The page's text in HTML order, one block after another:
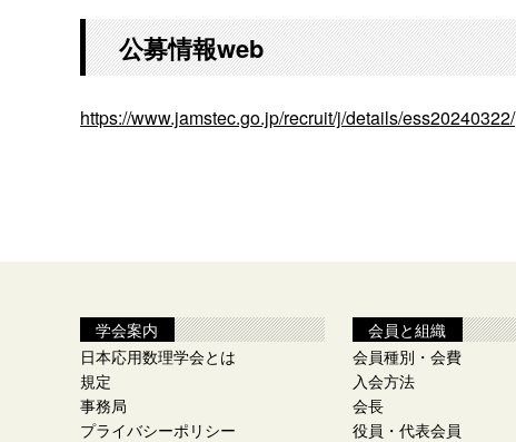
公募情報web
https://www.jamstec.go.jp/recruit/j/details/ess20240322/
学会案内
日本応用数理学会とは
規定
事務局
プライバシーポリシー
会員と組織
会員種別・会費
入会方法
会長
役員・代表会員